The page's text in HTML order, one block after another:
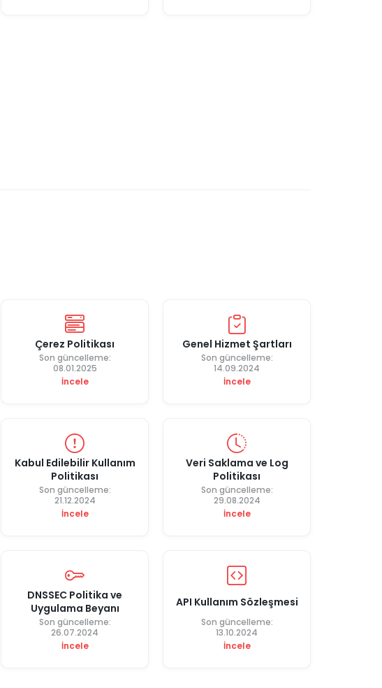
Çerez Politikası
Son güncelleme:
08.01.2025
İncele
Genel Hizmet Şartları
Son güncelleme:
14.09.2024
İncele
Kabul Edilebilir Kullanım
Politikası
Son güncelleme:
21.12.2024
İncele
Veri Saklama ve Log
Politikası
Son güncelleme:
29.08.2024
İncele
DNSSEC Politika ve
Uygulama Beyanı
Son güncelleme:
26.07.2024
İncele
API Kullanım Sözleşmesi
Son güncelleme:
13.10.2024
İncele